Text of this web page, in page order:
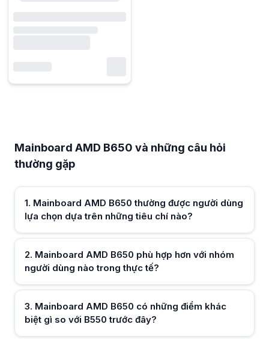
Mainboard AMD B650 phù hợp hơn với nhóm người dùng nào trong
Mainboard AMD B650 hướng đến người dùng build PC tầm trung
Mainboard AMD B650 tập trung vào nền tảng mới như DDR5 và
Nếu ưu tiên khả năng nâng cấp trong tương lai, Mainboard AMD
Mainboard AMD B650 được thiết kế để hỗ trợ nhiều thế hệ CPU
Mainboard AMD B650 có đáp ứng tốt nhu cầu chơi game hiện nay
Mainboard AMD B650 đáp ứng tốt nhu cầu chơi game nhờ khả
Khi chọn Mainboard AMD B650, nên ưu tiên số lượng khe cắm hay
Mainboard AMD B650 nên được lựa chọn dựa trên sự cân bằng
Mainboard AMD B650 có phù hợp cho người làm việc đồ họa và đa
Mainboard AMD B650 khác nhau như thế nào giữa các phân khúc
Mainboard AMD B650 ở các mức giá khác nhau thường khác về
Khi build PC gọn gàng, Mainboard AMD B650 kích thước nào nên
Mainboard AMD B650 có nhiều chuẩn kích thước như ATX hoặc
Mainboard AMD B650 có phù hợp để sử dụng lâu dài cho người mới
Mainboard AMD B650 và những câu hỏi
thường gặp
1. Mainboard AMD B650 thường được người dùng
lựa chọn dựa trên những tiêu chí nào?
Hữu ích (0)
2. Mainboard AMD B650 phù hợp hơn với nhóm
người dùng nào trong thực tế?
3. Mainboard AMD B650 có những điểm khác
biệt gì so với B550 trước đây?